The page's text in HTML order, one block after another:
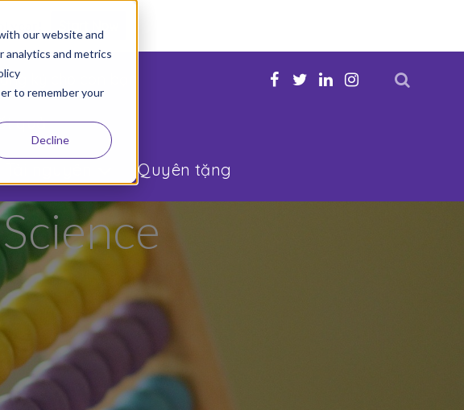
our website and
analytics and metrics
to remember your
Decline
ký cho con bạn
quả
Quyên tặng